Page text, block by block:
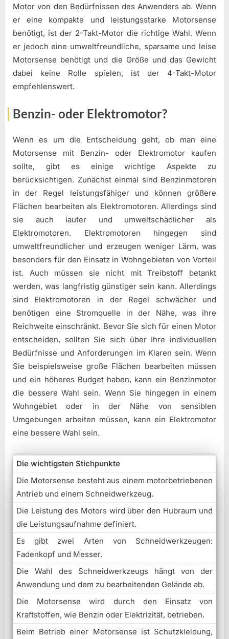
Motor von den Bedürfnissen des Anwenders ab. Wenn
er eine kompakte und leistungsstarke Motorsense
benötigt, ist der 2-Takt-Motor die richtige Wahl. Wenn
er jedoch eine umweltfreundliche, sparsame und leise
Motorsense benötigt und die Größe und das Gewicht
dabei keine Rolle spielen, ist der 4-Takt-Motor
empfehlenswert.
Benzin- oder Elektromotor?
Wenn es um die Entscheidung geht, ob man eine
Motorsense mit Benzin- oder Elektromotor kaufen
sollte, gibt es einige wichtige Aspekte zu
berücksichtigen. Zunächst einmal sind Benzinmotoren
in der Regel leistungsfähiger und können größere
Flächen bearbeiten als Elektromotoren. Allerdings sind
sie auch lauter und umweltschädlicher als
Elektromotoren. Elektromotoren hingegen sind
umweltfreundlicher und erzeugen weniger Lärm, was
besonders für den Einsatz in Wohngebieten von Vorteil
ist. Auch müssen sie nicht mit Treibstoff betankt
werden, was langfristig günstiger sein kann. Allerdings
sind Elektromotoren in der Regel schwächer und
benötigen eine Stromquelle in der Nähe, was ihre
Reichweite einschränkt. Bevor Sie sich für einen Motor
entscheiden, sollten Sie sich über Ihre individuellen
Bedürfnisse und Anforderungen im Klaren sein. Wenn
Sie beispielsweise große Flächen bearbeiten müssen
und ein höheres Budget haben, kann ein Benzinmotor
die bessere Wahl sein. Wenn Sie hingegen in einem
Wohngebiet oder in der Nähe von sensiblen
Umgebungen arbeiten müssen, kann ein Elektromotor
eine bessere Wahl sein.
Die wichtigsten Stichpunkte
Die Motorsense besteht aus einem motorbetriebenen
Antrieb und einem Schneidwerkzeug.
Die Leistung des Motors wird über den Hubraum und
die Leistungsaufnahme definiert.
Es gibt zwei Arten von Schneidwerkzeugen:
Fadenkopf und Messer.
Die Wahl des Schneidwerkzeugs hängt von der
Anwendung und dem zu bearbeitenden Gelände ab.
Die Motorsense wird durch den Einsatz von
Kraftstoffen, wie Benzin oder Elektrizität, betrieben.
Beim Betrieb einer Motorsense ist Schutzkleidung,